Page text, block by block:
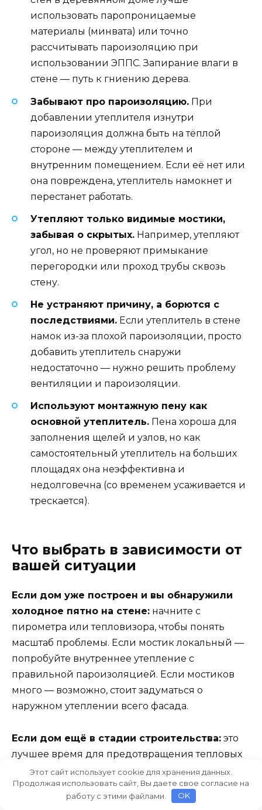
использовать паропроницаемые
материалы (минвата) или точно
рассчитывать пароизоляцию при
использовании ЭППС. Запирание влаги в
стене — путь к гниению дерева.
Забывают про пароизоляцию. При
добавлении утеплителя изнутри
пароизоляция должна быть на тёплой
стороне — между утеплителем и
внутренним помещением. Если её нет или
она повреждена, утеплитель намокнет и
перестанет работать.
Утепляют только видимые мостики,
забывая о скрытых. Например, утепляют
угол, но не проверяют примыкание
перегородки или проход трубы сквозь
стену.
Не устраняют причину, а борются с
последствиями. Если утеплитель в стене
намок из-за плохой пароизоляции, просто
добавить утеплитель снаружи
недостаточно — нужно решить проблему
вентиляции и пароизоляции.
Используют монтажную пену как
основной утеплитель. Пена хороша для
заполнения щелей и узлов, но как
самостоятельный утеплитель на больших
площадях она неэффективна и
недолговечна (со временем усаживается и
трескается).
Что выбрать в зависимости от
вашей ситуации
Если дом уже построен и вы обнаружили
холодное пятно на стене: начните с
пирометра или тепловизора, чтобы понять
масштаб проблемы. Если мостик локальный —
попробуйте внутреннее утепление с
правильной пароизоляцией. Если мостиков
много — возможно, стоит задуматься о
наружном утеплении всего фасада.
Если дом ещё в стадии строительства: это
лучшее время для предотвращения тепловых
мостов. Проконтролийте: теплоразрыв между
фундаментом и обвязкой, правильную
установку утеплителя без щелей, отсутствие
Этот сайт использует cookie для хранения данных.
Продолжая использовать сайт, Вы даете свое согласие на
работу с этими файлами.
OK